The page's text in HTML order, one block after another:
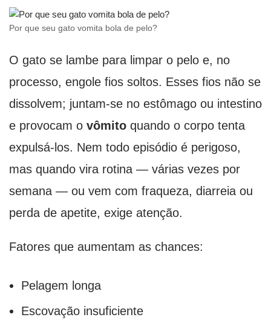
Por que seu gato vomita bola de pelo?
O gato se lambe para limpar o pelo e, no
processo, engole fios soltos. Esses fios não se
dissolvem; juntam-se no estômago ou intestino
e provocam o vômito quando o corpo tenta
expulsá-los. Nem todo episódio é perigoso,
mas quando vira rotina — várias vezes por
semana — ou vem com fraqueza, diarreia ou
perda de apetite, exige atenção.
Fatores que aumentam as chances:
Pelagem longa
Escovação insuficiente